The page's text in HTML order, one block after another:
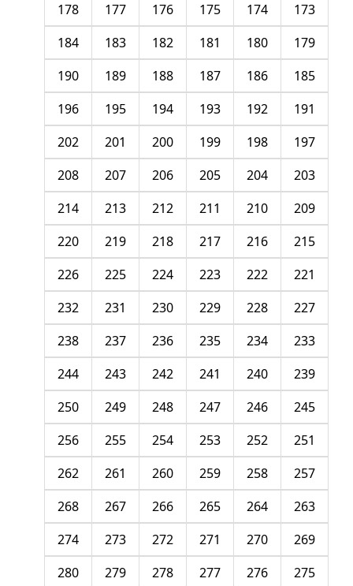
173
174
175
176
177
178
179
180
181
182
183
184
185
186
187
188
189
190
191
192
193
194
195
196
197
198
199
200
201
202
203
204
205
206
207
208
209
210
211
212
213
214
215
216
217
218
219
220
221
222
223
224
225
226
227
228
229
230
231
232
233
234
235
236
237
238
239
240
241
242
243
244
245
246
247
248
249
250
251
252
253
254
255
256
257
258
259
260
261
262
263
264
265
266
267
268
269
270
271
272
273
274
275
276
277
278
279
280